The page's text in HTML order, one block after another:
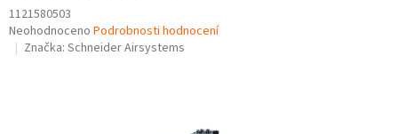
1121580503
Průměrné
hodnocení
Neohodnoceno Podrobnosti hodnocení
Značka: Schneider Airsystems